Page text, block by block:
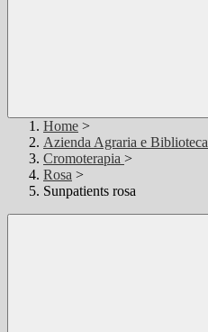
Home >
Azienda Agraria e Biblioteca
Cromoterapia >
Rosa >
Sunpatients rosa